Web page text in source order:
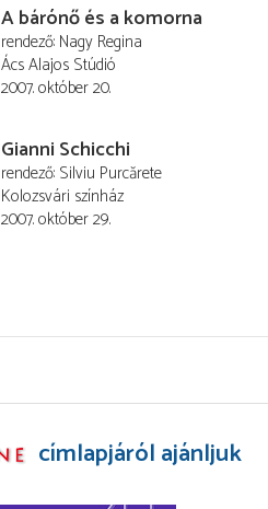
A bárónő és a komorna
rendező Nagy Regina
Ács Alajos Stúdió
2007. október 20.
Gianni Schicchi
rendező Silviu Purcărete
Kolozsvári színház
2007. október 29.
címlapjáról ajánljuk